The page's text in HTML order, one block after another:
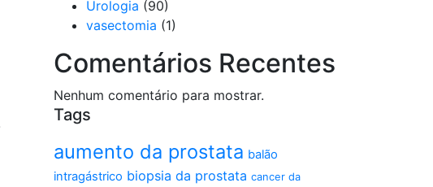
Urologia (90)
vasectomia (1)
Comentários Recentes
Nenhum comentário para mostrar.
Tags
aumento da prostata balão
intragástrico biopsia da prostata cancer da